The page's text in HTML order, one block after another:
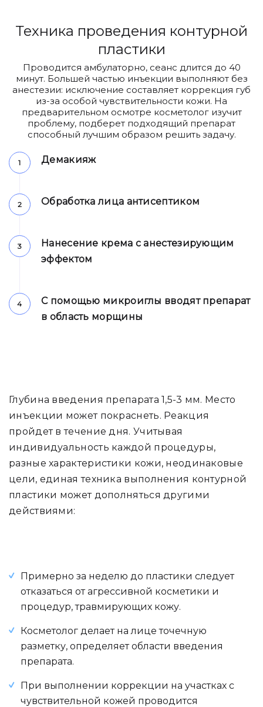
Техника проведения контурной
пластики
Проводится амбулаторно, сеанс длится до 40
минут. Большей частью инъекции выполняют без
анестезии: исключение составляет коррекция губ
из-за особой чувствительности кожи. На
предварительном осмотре косметолог изучит
проблему, подберет подходящий препарат
способный лучшим образом решить задачу.
Демакияж
Обработка лица антисептиком
Нанесение крема с анестезирующим
эффектом
С помощью микроиглы вводят препарат
в область морщины
Глубина введения препарата 1,5-3 мм. Место
инъекции может покраснеть. Реакция
пройдет в течение дня. Учитывая
индивидуальность каждой процедуры,
разные характеристики кожи, неодинаковые
цели, единая техника выполнения контурной
пластики может дополняться другими
действиями:
Примерно за неделю до пластики следует
отказаться от агрессивной косметики и
процедур, травмирующих кожу.
Косметолог делает на лице точечную
разметку, определяет области введения
препарата.
При выполнении коррекции на участках с
чувствительной кожей проводится